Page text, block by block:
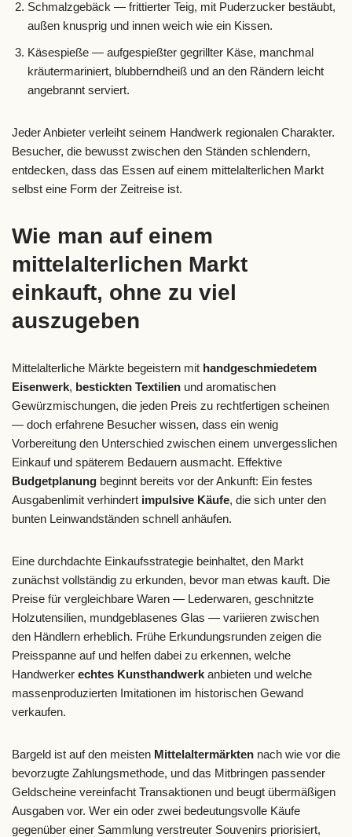
Schmalzgebäck — frittierter Teig, mit Puderzucker bestäubt,
außen knusprig und innen weich wie ein Kissen.
Käsespieße — aufgespießter gegrillter Käse, manchmal
kräutermariniert, blubberndheiß und an den Rändern leicht
angebrannt serviert.
Jeder Anbieter verleiht seinem Handwerk regionalen Charakter.
Besucher, die bewusst zwischen den Ständen schlendern,
entdecken, dass das Essen auf einem mittelalterlichen Markt
selbst eine Form der Zeitreise ist.
Wie man auf einem
mittelalterlichen Markt
einkauft, ohne zu viel
auszugeben
Mittelalterliche Märkte begeistern mit handgeschmiedetem
Eisenwerk, bestickten Textilien und aromatischen
Gewürzmischungen, die jeden Preis zu rechtfertigen scheinen
— doch erfahrene Besucher wissen, dass ein wenig
Vorbereitung den Unterschied zwischen einem unvergesslichen
Einkauf und späterem Bedauern ausmacht. Effektive
Budgetplanung beginnt bereits vor der Ankunft: Ein festes
Ausgabenlimit verhindert impulsive Käufe, die sich unter den
bunten Leinwandständen schnell anhäufen.
Eine durchdachte Einkaufsstrategie beinhaltet, den Markt
zunächst vollständig zu erkunden, bevor man etwas kauft. Die
Preise für vergleichbare Waren — Lederwaren, geschnitzte
Holzutensilien, mundgeblasenes Glas — variieren zwischen
den Händlern erheblich. Frühe Erkundungsrunden zeigen die
Preisspanne auf und helfen dabei zu erkennen, welche
Handwerker echtes Kunsthandwerk anbieten und welche
massenproduzierten Imitationen im historischen Gewand
verkaufen.
Bargeld ist auf den meisten Mittelaltermärkten nach wie vor die
bevorzugte Zahlungsmethode, und das Mitbringen passender
Geldscheine vereinfacht Transaktionen und beugt übermäßigen
Ausgaben vor. Wer ein oder zwei bedeutungsvolle Käufe
gegenüber einer Sammlung verstreuter Souvenirs priorisiert,